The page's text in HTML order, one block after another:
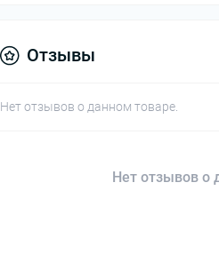
Отзывы
Нет отзывов о данном товаре.
Нет отзывов о